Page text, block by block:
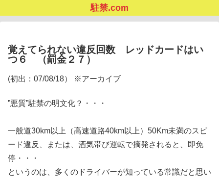
駐禁.com
覚えてられない違反回数 レッドカードはい
つ６ （罰金２７）
(初出：07/08/18） ※アーカイブ
”悪質”駐禁の明文化？・・・
一般道30km以上（高速道路40km以上）50Km未満のスピ
ード違反、または、酒気帯び運転で摘発されると、即免
停・・・
というのは、多くのドライバーが知っている常識だと思い